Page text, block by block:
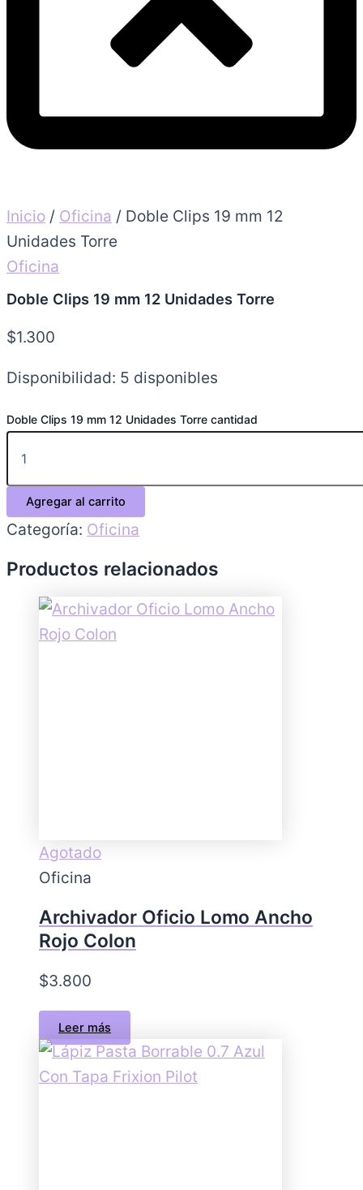
Inicio / Oficina / Doble Clips 19 mm 12
Unidades Torre
Oficina
Doble Clips 19 mm 12 Unidades Torre
$1.300
Disponibilidad: 5 disponibles
Doble Clips 19 mm 12 Unidades Torre cantidad
Agregar al carrito
Categoría: Oficina
Productos relacionados
Agotado
Oficina
Archivador Oficio Lomo Ancho
Rojo Colon
$3.800
Leer más